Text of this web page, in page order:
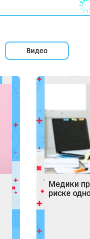
Видео
Медики
риске